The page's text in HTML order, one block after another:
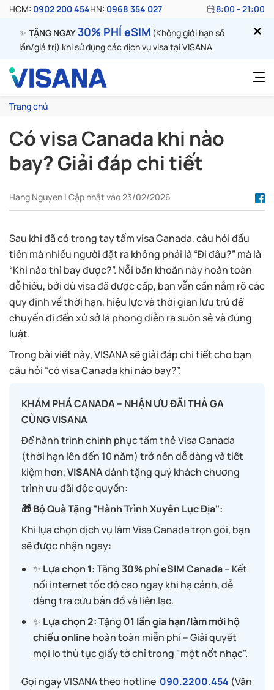
HCM: 0902 200 454HN: 0968 354 027 8:00 - 21:00
✨ TẶNG NGAY30% PHÍ eSIM (Không giới hạn số
lần/giá trị) khi sử dụng các dịch vụ visa tại VISANA
Trang chủ
Có visa Canada khi nào
bay? Giải đáp chi tiết
Hang Nguyen | Cập nhật vào 23/02/2026
Sau khi đã có trong tay tấm visa Canada, câu hỏi đầu
tiên mà nhiều người đặt ra không phải là “Đi đâu?” mà là
“Khi nào thì bay được?”. Nỗi băn khoăn này hoàn toàn
dễ hiểu, bởi dù visa đã được cấp, bạn vẫn cần nắm rõ các
quy định về thời hạn, hiệu lực và thời gian lưu trú để
chuyến đi đến xứ sở lá phong diễn ra suôn sẻ và đúng
luật.
Trong bài viết này, VISANA sẽ giải đáp chi tiết cho bạn
câu hỏi “có visa Canada khi nào bay?”.
KHÁM PHÁ CANADA – NHẬN ƯU ĐÃI THẢ GA
CÙNG VISANA
Để hành trình chinh phục tấm thẻ Visa Canada
(thời hạn lên đến 10 năm) trở nên dễ dàng và tiết
kiệm hơn,VISANAdành tặng quý khách chương
trình ưu đãi độc quyền:
🎁 Bộ Quà Tặng "Hành Trình Xuyên Lục Địa":
Khi lựa chọn dịch vụ làm Visa Canada trọn gói, bạn
sẽ được nhận ngay:
✨ Lựa chọn 1:Tặng30% phí eSIM Canada– Kết
nối internet tốc độ cao ngay khi hạ cánh, dễ
dàng tra cứu bản đồ và liên lạc.
✨ Lựa chọn 2:Tặng 01 lần gia hạn/làm mới hộ
chiếu online hoàn toàn miễn phí – Giải quyết
mọi lo thủ tục giấy tờ chỉ trong "một nốt nhạc".
Gọi ngay VISANA theo hotline 090.2200.454 (Văn